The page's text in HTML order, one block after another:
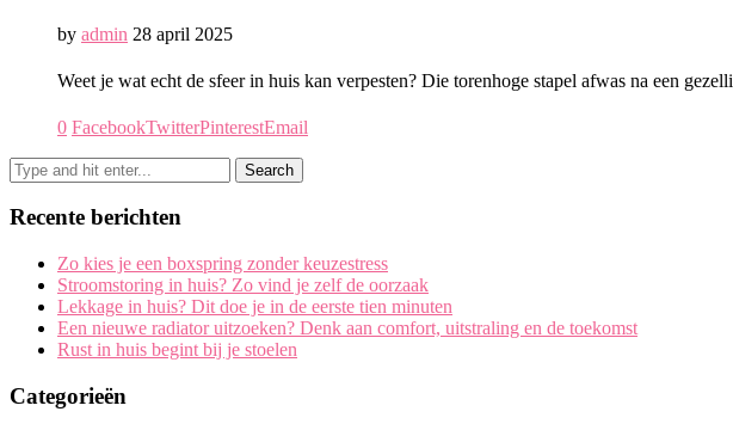
by admin 28 april 2025
Weet je wat echt de sfeer in huis kan verpesten? Die torenhoge stapel afwas na een
0 FacebookTwitterPinterestEmail
Recente berichten
Zo kies je een boxspring zonder keuzestress
Stroomstoring in huis? Zo vind je zelf de oorzaak
Lekkage in huis? Dit doe je in de eerste tien minuten
Een nieuwe radiator uitzoeken? Denk aan comfort, uitstraling en de toekomst
Rust in huis begint bij je stoelen
Categorieën